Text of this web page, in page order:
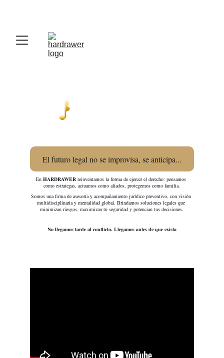
En HARDRAWER reinventamos la forma de ejercer el derecho: pensamos
como estrategas, actuamos como aliados, protegemos como familia.
Somos una firma de asesoría y acompañamiento jurídico preventivo, con visión
multidisciplinaria y mentalidad global. Brindamos soluciones legales que
minimizan riesgos, maximizan tu seguridad y potencian tus decisiones.
No llegamos tarde al conflicto. Llegamos antes de que exista
El futuro legal no se improvisa, se anticipa...